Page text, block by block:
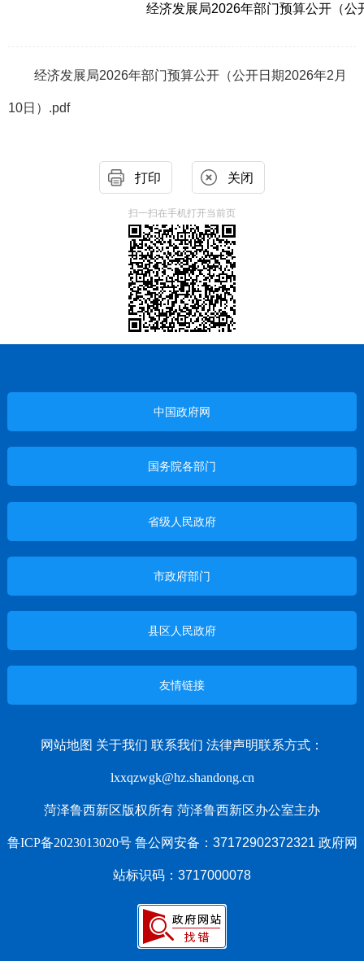
经济发展局2026年部门预算公开（公
经济发展局2026年部门预算公开（公开日期2026年2月
10日）.pdf
打印 关闭
扫一扫在手机打开当前页
中国政府网
国务院各部门
省级人民政府
市政府部门
县区人民政府
友情链接
网站地图 关于我们 联系我们 法律声明联系方式：
lxxqzwgk@hz.shandong.cn
菏泽鲁西新区版权所有 菏泽鲁西新区办公室主办
鲁ICP备2023013020号鲁公网安备：37172902372321 政府网
站标识码：3717000078